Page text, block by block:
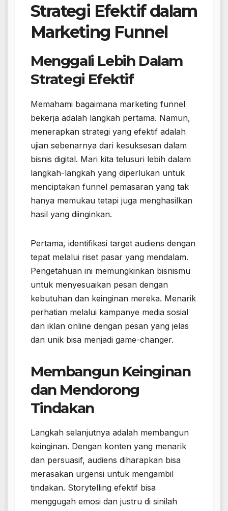
Strategi Efektif dalam
Marketing Funnel
Menggali Lebih Dalam
Strategi Efektif
Memahami bagaimana marketing funnel
bekerja adalah langkah pertama. Namun,
menerapkan strategi yang efektif adalah
ujian sebenarnya dari kesuksesan dalam
bisnis digital. Mari kita telusuri lebih dalam
langkah-langkah yang diperlukan untuk
menciptakan funnel pemasaran yang tak
hanya memukau tetapi juga menghasilkan
hasil yang diinginkan.
Pertama, identifikasi target audiens dengan
tepat melalui riset pasar yang mendalam.
Pengetahuan ini memungkinkan bisnismu
untuk menyesuaikan pesan dengan
kebutuhan dan keinginan mereka. Menarik
perhatian melalui kampanye media sosial
dan iklan online dengan pesan yang jelas
dan unik bisa menjadi game-changer.
Membangun Keinginan
dan Mendorong
Tindakan
Langkah selanjutnya adalah membangun
keinginan. Dengan konten yang menarik
dan persuasif, audiens diharapkan bisa
merasakan urgensi untuk mengambil
tindakan. Storytelling efektif bisa
menggugah emosi dan justru di sinilah